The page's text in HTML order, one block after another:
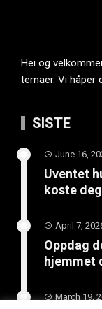
Hei og
temaer. Vi håper
SISTE
June 16,
Uventet
koste
April 7,
Oppdag
hjemmet
March 19,